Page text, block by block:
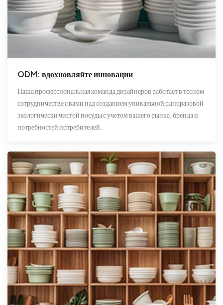
ODM: вдохновляйте инновации
Наша профессиональная команда дизайнеров работает в тесном
сотрудничестве с вами над созданием уникальной одноразовой
экологически чистой посуды с учетом вашего рынка, бренда и
потребностей потребителей.